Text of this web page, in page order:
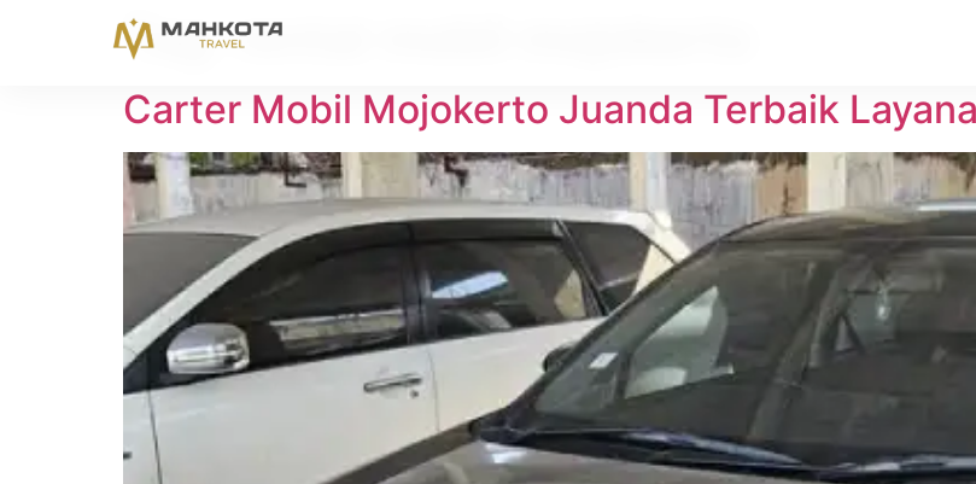
Tag:rental mobil mojokerto
Carter Mobil Mojokerto Juanda Terbaik